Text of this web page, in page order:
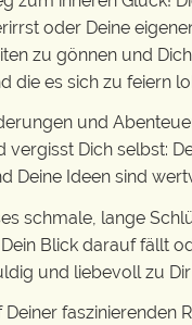
oder Deine
zu gönnen und
die es sich zu feiern
und
Dich selbst:
Deine Ideen sind
schmale, lange
Blick darauf fällt
und liebevoll zu
faszinierenden